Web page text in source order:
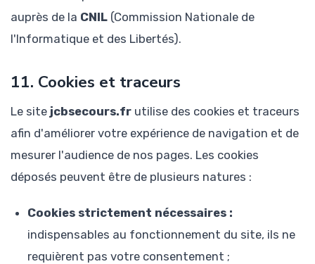
auprès de la CNIL (Commission Nationale de
l'Informatique et des Libertés).
11. Cookies et traceurs
Le site jcbsecours.fr utilise des cookies et traceurs
afin d'améliorer votre expérience de navigation et de
mesurer l'audience de nos pages. Les cookies
déposés peuvent être de plusieurs natures :
Cookies strictement nécessaires :
indispensables au fonctionnement du site, ils ne
requièrent pas votre consentement ;